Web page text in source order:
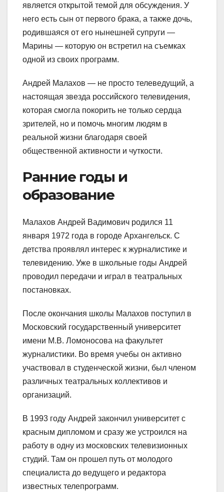
является открытой темой для обсуждения. У
него есть сын от первого брака, а также дочь,
родившаяся от его нынешней супруги —
Марины — которую он встретил на съемках
одной из своих программ.
Андрей Малахов — не просто телеведущий, а
настоящая звезда российского телевидения,
которая смогла покорить не только сердца
зрителей, но и помочь многим людям в
реальной жизни благодаря своей
общественной активности и чуткости.
Ранние годы и
образование
Малахов Андрей Вадимович родился 11
января 1972 года в городе Архангельск. С
детства проявлял интерес к журналистике и
телевидению. Уже в школьные годы Андрей
проводил передачи и играл в театральных
постановках.
После окончания школы Малахов поступил в
Московский государственный университет
имени М.В. Ломоносова на факультет
журналистики. Во время учебы он активно
участвовал в студенческой жизни, был членом
различных театральных коллективов и
организаций.
В 1993 году Андрей закончил университет с
красным дипломом и сразу же устроился на
работу в одну из московских телевизионных
студий. Там он прошел путь от молодого
специалиста до ведущего и редактора
известных телепрограмм.